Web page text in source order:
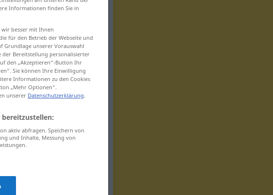
Informationen finden Sie in
wir besser mit Ihnen
für den Betrieb der Webseite und
Grundlage unserer Vorauswahl
der Bereitstellung personalisierter
den „Akzeptieren“-Button Ihr
Sie können Ihre Einwilligung
Informationen zu den Cookies
„Mehr Optionen“.
unserer Datenschutzerklärung.
bereitzustellen:
aktiv abfragen. Speichern von
und Inhalte, Messung von